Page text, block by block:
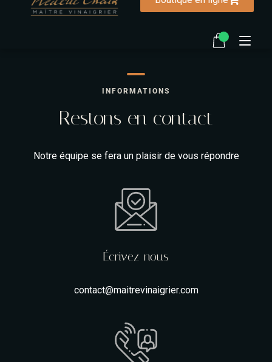
La vinaigrerie
INFORMATIONS
Restons en contact
Notre équipe se fera un plaisir de vous répondre
Écrivez-nous
contact@maitrevinaigrier.com